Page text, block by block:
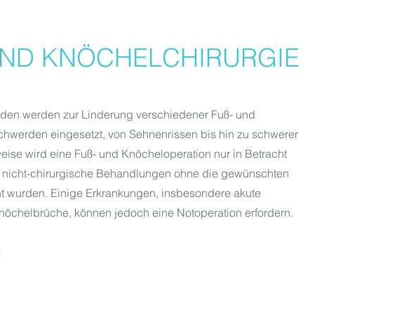
KNÖCHELCHIRURGIE
werden zur Linderung verschiedener Fuß- und
eingesetzt, von Sehnenrissen bis hin zu schwerer
wird eine Fuß- und Knöcheloperation nur in Betracht
chirurgische Behandlungen ohne die gewünschten
wurden. Einige Erkrankungen, insbesondere akute
können jedoch eine Notoperation erfordern.